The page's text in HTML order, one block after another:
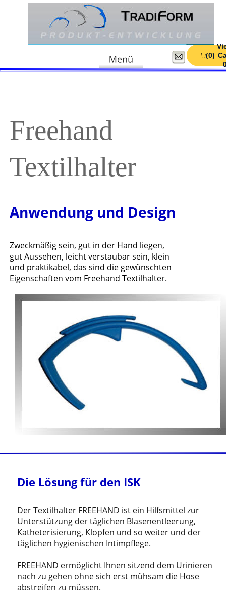
Freehand
Textilhalter
Anwendung und Design
Zweckmäßig sein, gut in der Hand liegen,
gut Aussehen, leicht verstaubar sein, klein
und praktikabel, das sind die gewünschten
Eigenschaften vom Freehand Textilhalter.
Die Lösung für den ISK
Der Textilhalter FREEHAND ist ein Hilfsmittel zur
Unterstützung der täglichen Blasenentleerung,
Katheterisierung, Klopfen und so weiter und der
täglichen hygienischen Intimpflege.
FREEHAND ermöglicht Ihnen sitzend dem Urinieren
nach zu gehen ohne sich erst mühsam die Hose
abstreifen zu müssen.
(0)
(0)